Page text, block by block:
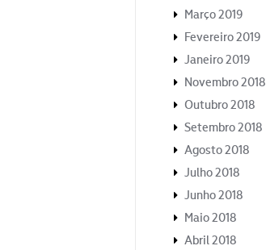
Março 2019
Fevereiro 2019
Janeiro 2019
Novembro 2018
Outubro 2018
Setembro 2018
Agosto 2018
Julho 2018
Junho 2018
Maio 2018
Abril 2018